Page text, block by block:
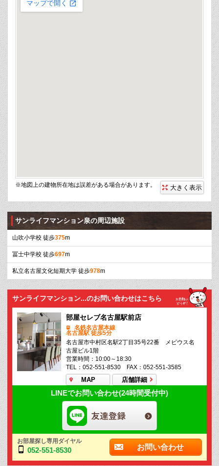
※地図上の建物所在地は誤差がある場合があります。 大きく表示
サンライフマンション泉の周辺施設
山吹小学校 徒歩375m
冨士中学校 徒歩697m
私立名古屋文化短期大学 徒歩978m
サンライフマンション...のお問い合わせはこちら
部屋セレブ名古屋駅前店
名鉄名古屋本線
名古屋駅 徒歩5分
名古屋市中村区名駅2丁目35号22番 メビウス名
古屋ビル1階
営業時間：10:00～18:30
TEL：052-551-8530 FAX：052-551-3585
MAP 店舗詳細
LINEでお問い合わせ(24時間受付中)
お部屋探し専用ダイヤル
052-551-8530 お問い合わせ